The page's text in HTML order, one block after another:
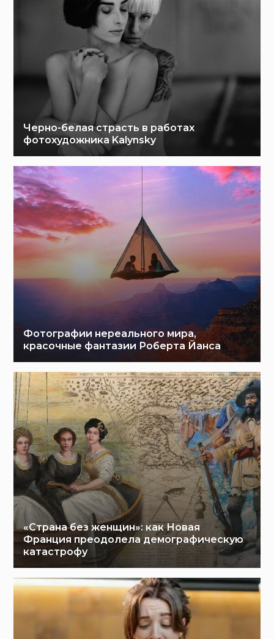
Черно-белая страсть в работах
фотохудожника Kalynsky
Фотографии нереального мира,
красочные фантазии Роберта Йанса
«Страна без женщин»: как Новая
Франция преодолела демографическую
катастрофу